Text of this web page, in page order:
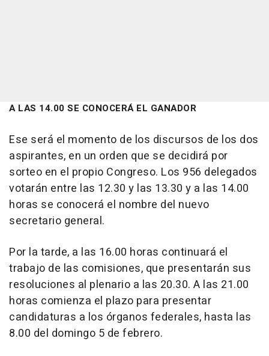
A LAS 14.00 SE CONOCERÁ EL GANADOR
Ese será el momento de los discursos de los dos
aspirantes, en un orden que se decidirá por
sorteo en el propio Congreso. Los 956 delegados
votarán entre las 12.30 y las 13.30 y a las 14.00
horas se conocerá el nombre del nuevo
secretario general.
Por la tarde, a las 16.00 horas continuará el
trabajo de las comisiones, que presentarán sus
resoluciones al plenario a las 20.30. A las 21.00
horas comienza el plazo para presentar
candidaturas a los órganos federales, hasta las
8.00 del domingo 5 de febrero.